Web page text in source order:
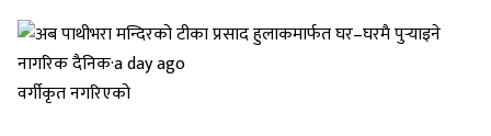
नागरिक दैनिक·a day ago
वर्गीकृत नगरिएको